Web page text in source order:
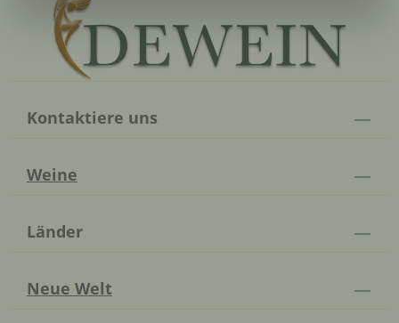
Kontaktiere uns
Weine
Länder
Neue Welt